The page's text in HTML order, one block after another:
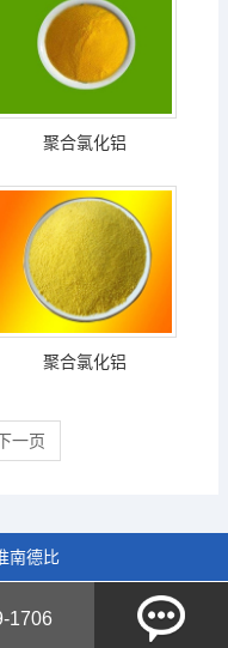
聚合氯化铝
聚合氯化铝
一页
南德比
1706